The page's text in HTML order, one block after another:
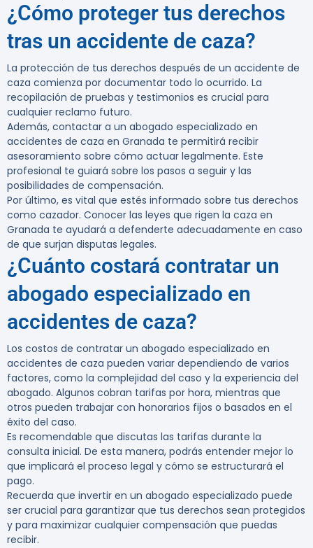
¿Cómo proteger tus derechos
tras un accidente de caza?
La protección de tus derechos después de un accidente de
caza comienza por documentar todo lo ocurrido. La
recopilación de pruebas y testimonios es crucial para
cualquier reclamo futuro.
Además, contactar a un abogado especializado en
accidentes de caza en Granada te permitirá recibir
asesoramiento sobre cómo actuar legalmente. Este
profesional te guiará sobre los pasos a seguir y las
posibilidades de compensación.
Por último, es vital que estés informado sobre tus derechos
como cazador. Conocer las leyes que rigen la caza en
Granada te ayudará a defenderte adecuadamente en caso
de que surjan disputas legales.
¿Cuánto costará contratar un
abogado especializado en
accidentes de caza?
Los costos de contratar un abogado especializado en
accidentes de caza pueden variar dependiendo de varios
factores, como la complejidad del caso y la experiencia del
abogado. Algunos cobran tarifas por hora, mientras que
otros pueden trabajar con honorarios fijos o basados en el
éxito del caso.
Es recomendable que discutas las tarifas durante la
consulta inicial. De esta manera, podrás entender mejor lo
que implicará el proceso legal y cómo se estructurará el
pago.
Recuerda que invertir en un abogado especializado puede
ser crucial para garantizar que tus derechos sean protegidos
y para maximizar cualquier compensación que puedas
recibir.